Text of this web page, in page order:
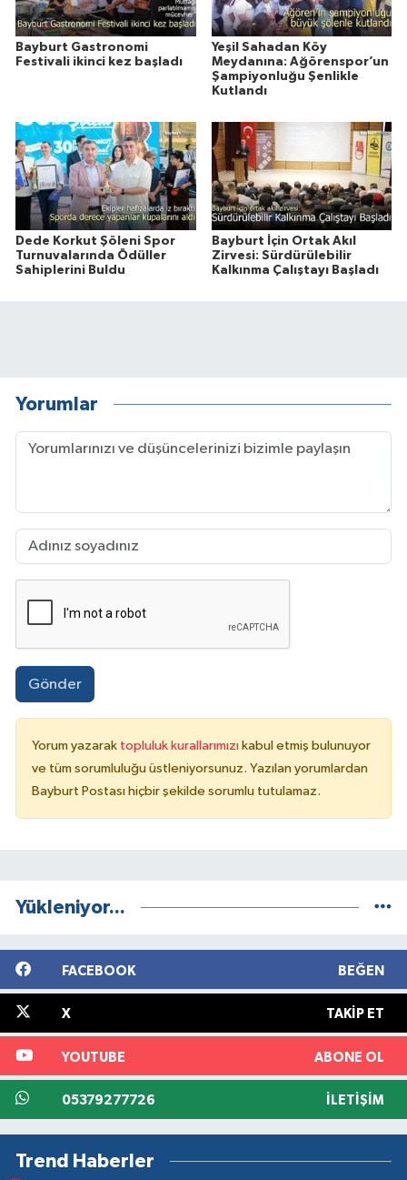
Bayburt Gastronomi
Festivali ikinci kez başladı
Yeşil Sahadan Köy
Meydanına: Ağörenspor’un
Şampiyonluğu Şenlikle
Kutlandı
Dede Korkut Şöleni Spor
Turnuvalarında Ödüller
Sahiplerini Buldu
Bayburt İçin Ortak Akıl
Zirvesi: Sürdürülebilir
Kalkınma Çalıştayı Başladı
Yorumlar
Gönder
Yorum yazarak topluluk kurallarımızı kabul etmiş bulunuyor
ve tüm sorumluluğu üstleniyorsunuz. Yazılan yorumlardan
Bayburt Postası hiçbir şekilde sorumlu tutulamaz.
Yükleniyor...
FACEBOOK BEĞEN
X TAKIP ET
YOUTUBE ABONE OL
05379277726 İLETIŞIM
Trend Haberler